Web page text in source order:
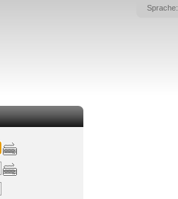
Sprache: